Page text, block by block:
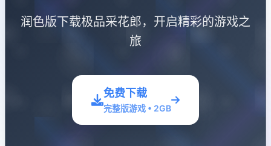
润色版下载极品采花郎，开启精彩的游戏之
旅
免费下载
完整版游戏 • 2GB